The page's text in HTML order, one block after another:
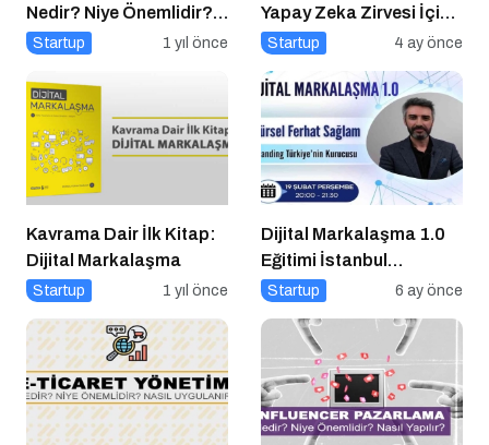
Nedir? Niye Önemlidir?
Kurumsal Blog Yönetimi
Startup 1 yıl önce
Yapay Zeka Zirvesi İçin
Geri Sayım!
Startup 4 ay önce
Kavrama Dair İlk Kitap:
Dijital Markalaşma
Startup 1 yıl önce
Dijital Markalaşma 1.0
Eğitimi İstanbul
Üniversitesi’nde
Startup 6 ay önce